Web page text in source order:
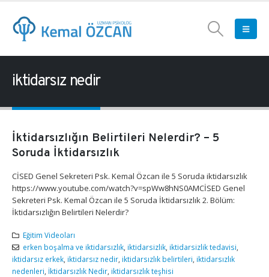
iktidarsız nedir
İktidarsızlığın Belirtileri Nelerdir? – 5
Soruda İktidarsızlık
CİSED Genel Sekreteri Psk. Kemal Özcan ile 5 Soruda iktidarsızlık
https://www.youtube.com/watch?v=spWw8hNS0AMCİSED Genel
Sekreteri Psk. Kemal Özcan ile 5 Soruda İktidarsızlık 2. Bölüm:
İktidarsızlığın Belirtileri Nelerdir?
Eğitim Videoları
erken boşalma ve iktidarsızlık, iktidarsizlik, iktidarsizlik tedavisi,
iktidarsız erkek, iktidarsız nedir, iktidarsızlık belirtileri, iktidarsızlık
nedenleri, İktidarsızlık Nedir, iktidarsızlık teşhisi